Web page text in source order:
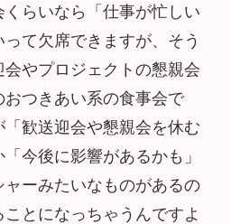
らいなら「仕事が忙しい
て欠席できますが、そう
やプロジェクトの懇親会
つきあい系の食事会で
歓送迎会や懇親会を休む
今後に影響があるかも」
ャーみたいなものがあるの
とになっちゃうんですよ